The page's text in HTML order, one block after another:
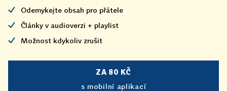
Odemykejte obsah pro přátele
Články v audioverzi + playlist
Možnost kdykoliv zrušit
ZA 80 KČ
s mobilní aplikací